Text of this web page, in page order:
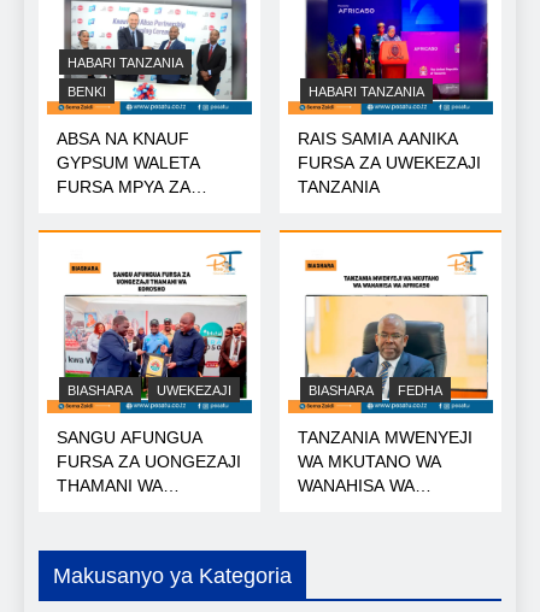
HABARI TANZANIA
BENKI
ABSA NA KNAUF
GYPSUM WALETA
FURSA MPYA ZA
HABARI TANZANIA
RAIS SAMIA AANIKA
FURSA ZA UWEKEZAJI
TANZANIA
BIASHARA UWEKEZAJI
SANGU AFUNGUA
FURSA ZA UONGEZAJI
THAMANI WA
BIASHARA FEDHA
TANZANIA MWENYEJI
WA MKUTANO WA
WANAHISA WA
Makusanyo ya Kategoria